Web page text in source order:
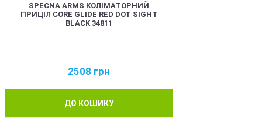
SPECNA ARMS КОЛІМАТОРНИЙ
ПРИЦІЛ CORE GLIDE RED DOT SIGHT
BLACK 34811
2508 грн
ДО КОШИКУ